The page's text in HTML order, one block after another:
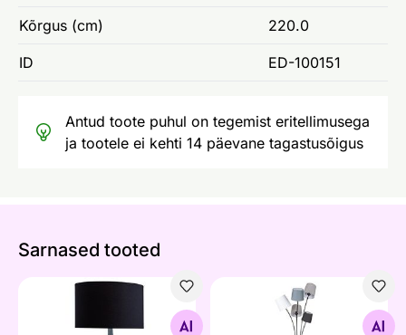
Kõrgus (cm) 220.0
ID ED-100151
Antud toote puhul on tegemist eritellimusega
ja tootele ei kehti 14 päevane tagastusõigus
Sarnased tooted
Otsi sarnaseid
Põrandalamp Levels
Otsi sarnaseid